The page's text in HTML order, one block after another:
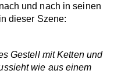
und nach in seinen
dieser Szene:
Gestell mit Ketten und
wie aus einem